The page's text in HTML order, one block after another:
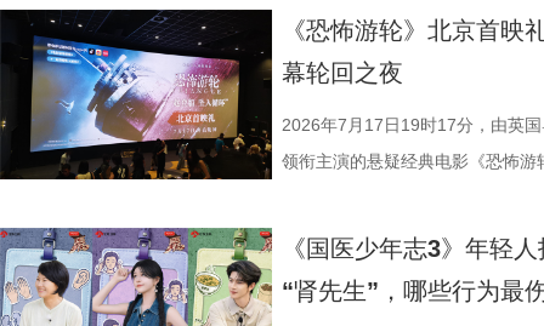
慎欣担任本剧顾问。 在演员
其擅长诠释兼具风骨与情怀的形
果敢与家国赤诚，何冰大量阅读
角色，以形神兼备的演绎，将
中，杨立新饰演的通州巨商沈敬
演的当铺老板蒋孟生，出于从小
典古诗词，实现数理逻辑与传统
宇轩、陈铭意两位专业领队分别
路正面交锋，谁将更胜一筹、
理性剖析战局，“班主任”黄圣依
刻启发。在激烈的赛场比拼中，
拨之下，少年们会迎来哪些成
复评阶段共有18篇作品入围，涵
终评的9篇作品分别为： 活动现
动总策划及推介人、著名编剧、
介。他结合市场前景与创作经验
引。 第二届“中子星·小说月报影
耕优质文本，期待更多好故事从
湖光嘉年华下属的「观看」单元
深度融合常熟的自然肌理与人文
观众在不同的自然与文化场域中
影片，都将通过公益放映形式开
以“回望十年光影、致敬同行伙伴
一个黄金时代的篇章。 每一次思
袂为大家带来比赛的精彩解读。
球队的排名位次。 大胜无锡士气
日，最精彩的对决当属宿迁队客
高驰的梅开二度，以4:2战胜无锡
在他看来，无锡队是综合实力很
力付出。”高驰表示。 目前，在
《恐怖游轮》北京首映
幕轮回之夜
2026年7月17日19时17分，由英
领衔主演的悬疑经典电影《恐怖
被全球影迷奉为“无限循环题材鼻
精妙绝伦的叙事结构、层层递进
《国医少年志3》年轻
“肾先生”，哪些行为最